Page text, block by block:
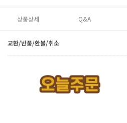
상품상세 Q&A
교환/반품/환불/취소